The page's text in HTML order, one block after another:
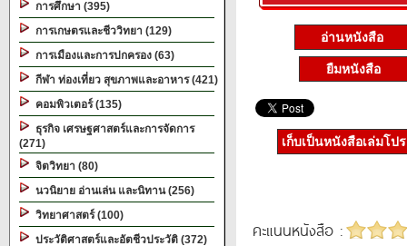
การศึกษา (395)
การเกษตรและชีววิทยา (129)
การเมืองและการปกครอง (63)
กีฬา ท่องเที่ยว สุขภาพและอาหาร (421)
คอมพิวเตอร์ (135)
ธุรกิจ เศรษฐศาสตร์และการจัดการ
(271)
จิตวิทยา (80)
นวนิยาย อ่านเล่น และนิทาน (256)
วิทยาศาสตร์ (100)
ประวัติศาสตร์และอัตชีวประวัติ (372)
อ่านหนังสือ
ยืมหนังสือ
เก็บเป็นหนังสือเล่มโป
คะแนนหนังสือ :